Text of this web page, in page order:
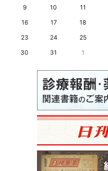
9
10 11
16
17 18
23
24 25
30
31 1